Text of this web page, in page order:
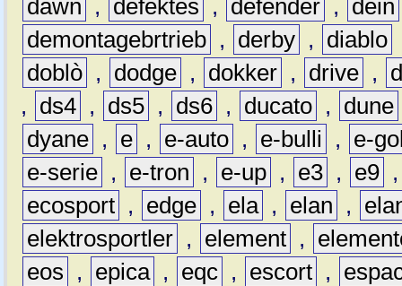
dawn , defektes , defender , dein
demontagebrtrieb , derby , diablo
doblò , dodge , dokker , drive ,
,
ds4 , ds5 , ds6 , ducato , dune
dyane , e , e-auto , e-bulli ,
e-
e-serie , e-tron , e-up , e3 , e9
ecosport , edge , ela , elan ,
elektrosportler , element ,
eos
, epica , eqc , escort ,